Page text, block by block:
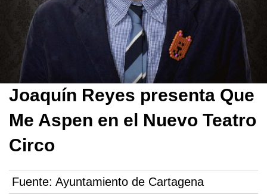
Joaquín Reyes presenta Que
Me Aspen en el Nuevo Teatro
Circo
Fuente: Ayuntamiento de Cartagena